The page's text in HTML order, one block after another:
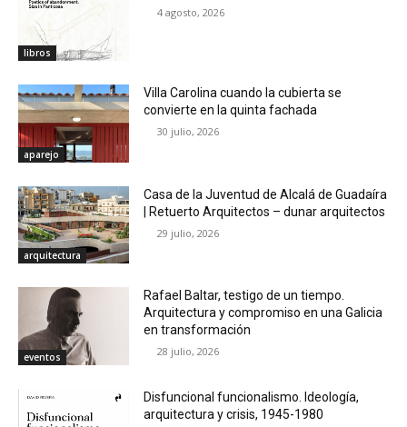
libros
4 agosto, 2026
aparejo
Villa Carolina cuando la cubierta se
convierte en la quinta fachada
30 julio, 2026
arquitectura
Casa de la Juventud de Alcalá de Guadaíra
| Retuerto Arquitectos – dunar arquitectos
29 julio, 2026
eventos
Rafael Baltar, testigo de un tiempo.
Arquitectura y compromiso en una Galicia
en transformación
28 julio, 2026
Disfuncional funcionalismo. Ideología,
arquitectura y crisis, 1945-1980